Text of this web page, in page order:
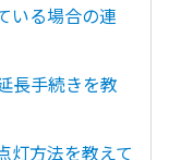
いる場合の連
長手続きを教
灯方法を教えて